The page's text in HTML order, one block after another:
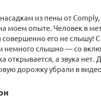
из пены от
моем опыте. Человек в
совершенно его не слышу!
немного слышно — со
открывается, а звука нет.
дорожку убрали в